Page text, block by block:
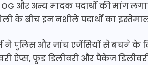
अन्य मादक पदार्थों की मांग लगातार
के बीच इन नशीले पदार्थों का
ने पुलिस और जांच एजेंसियों से बचने के
ऐप्स, फूड डिलीवरी और पैकेज